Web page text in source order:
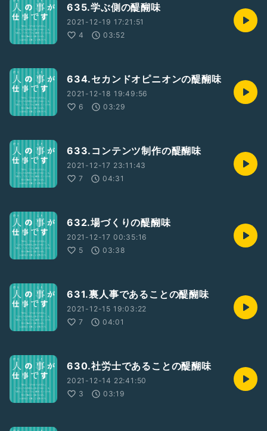
635.学ぶ側の醍醐味
2021-12-19 17:21:51
4
03:52
634.セカンドオピニオンの醍醐味
2021-12-18 19:49:56
6
03:29
633.コンテンツ制作の醍醐味
2021-12-17 23:11:43
7
04:31
632.場づくりの醍醐味
2021-12-17 00:35:16
5
03:38
631.裏人事であることの醍醐味
2021-12-15 19:03:22
7
04:01
630.社労士であることの醍醐味
2021-12-14 22:41:50
3
03:19